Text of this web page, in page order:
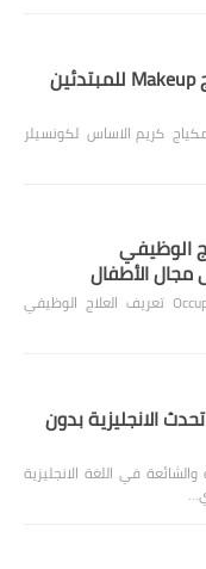
دورة مجانية تعليم المكياج Makeup للمبتدئين
كريم الاساس لكونسيلر
الوظيفي
محتويات دورة العلاج الوظيفي Occupational Therapy تعريف العلاج الوظيفي
الانجليزية بدون
في اللغة الانجليزية